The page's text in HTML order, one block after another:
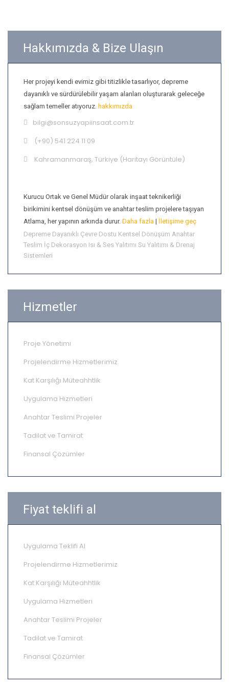
Hakkımızda & Bize Ulaşın
Her projeyi kendi evimiz gibi titizlikle tasarlıyor, depreme
dayanıklı ve sürdürülebilir yaşam alanları oluşturarak geleceğe
sağlam temeller atıyoruz. hakkımızda
bilgi@sonsuzyapiinsaat.com.tr
(+90) 541 224 11 09
Kahramanmaraş, Türkiye (Haritayı Görüntüle)
Kurucu Ortak ve Genel Müdür olarak inşaat teknikerliği
birikimini kentsel dönüşüm ve anahtar teslim projelere taşıyan
Atlama, her yapının arkında durur. Daha fazla | İletişime geç
Depreme Dayanıklı Çevre Dostu Kentsel Dönüşüm Anahtar
Teslim İç Dekorasyon Isı & Ses Yalıtımı Su Yalıtımı & Drenaj
Sistemleri
Hizmetler
Proje Yönetimi
Projelendirme Hizmetlerimiz
Kat Karşılığı Müteahhtlik
Uygulama Hizmetleri
Anahtar Teslimi Projeler
Tadilat ve Tamirat
Finansal Çözümler
Fiyat teklifi al
Uygulama Teklifi Al
Projelendirme Hizmetlerimiz
Kat Karşılığı Müteahhtlik
Uygulama Hizmetleri
Anahtar Teslimi Projeler
Tadilat ve Tamirat
Finansal Çözümler